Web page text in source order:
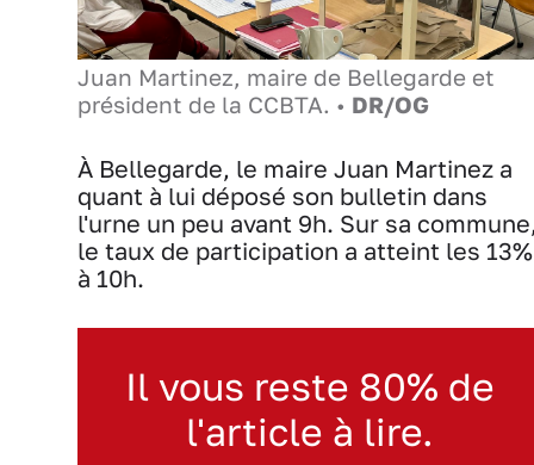
Juan Martinez, maire de Bellegarde et
président de la CCBTA. • DR/OG
À Bellegarde, le maire Juan Martinez a
quant à lui déposé son bulletin dans
l'urne un peu avant 9h. Sur sa
le taux de participation a atteint les 13%
à 10h.
Il vous reste 80% de
l'article à lire.